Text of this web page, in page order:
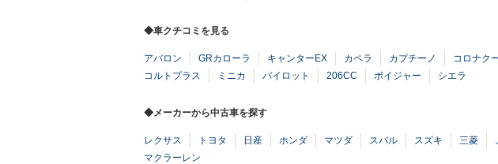
◆車クチコミを見る
アバロン GRカローラ キャンターEX カペラ カプチーノ コロナク
コルトプラス
ミニカ パイロット 206CC ボイジャー シエラ
◆メーカーから中古車を探す
レクサス トヨタ 日産 ホンダ マツダ スバル スズキ 三菱
マクラーレン